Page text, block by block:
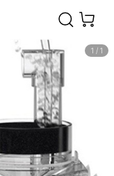
1 / 1